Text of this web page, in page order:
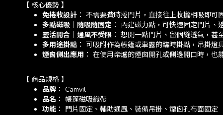
【 核心優勢 】
免捲收設計 ： 不需要費時捲門片，直接往上收攏相吸即可
多點磁吸｜隨吸隨固定 ： 內建磁力點，可快速固定門片、
靈活開合｜通風不受限 ： 想開一點門片、留個縫透氣，甚
多用途掛點 ： 可吸附作為帳篷或車露的臨時掛點，吊掛燈
煙囪側出應用 ： 在使用柴爐的煙囪開孔或側邊開口時，也
【 商品規格 】
品牌 ： Camvil
品名 ： 帳篷磁吸織帶
功能 ： 門片固定、輔助通風、裝備吊掛、煙囪孔布面固定